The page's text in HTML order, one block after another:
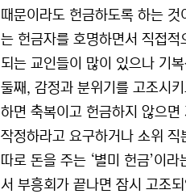
때문이라도 헌금하도록 하는
는 헌금자를 호명하면서 직접적
되는 교인들이 많이 있으나 기
둘째, 감정과 분위기를 고조시
하면 축복이고 헌금하지 않으
작정하라고 요구하거나 소위
따로 돈을 주는 ‘별미 헌금’이
서 부흥회가 끝나면 잠시 고조